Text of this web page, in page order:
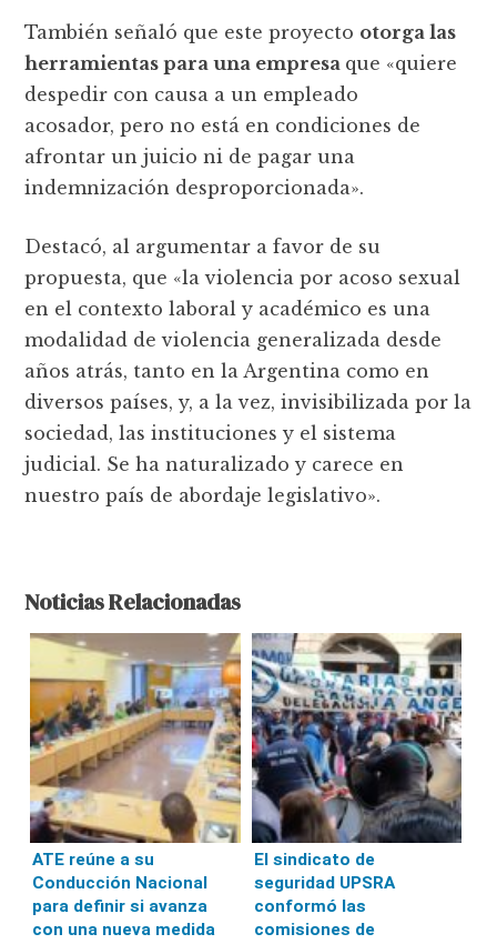
También señaló que este proyecto otorga las
herramientas para una empresa que «quiere
despedir con causa a un empleado
acosador, pero no está en condiciones de
afrontar un juicio ni de pagar una
indemnización desproporcionada».
Destacó, al argumentar a favor de su
propuesta, que «la violencia por acoso sexual
en el contexto laboral y académico es una
modalidad de violencia generalizada desde
años atrás, tanto en la Argentina como en
diversos países, y, a la vez, invisibilizada por la
sociedad, las instituciones y el sistema
judicial. Se ha naturalizado y carece en
nuestro país de abordaje legislativo».
Noticias Relacionadas
ATE reúne a su
Conducción Nacional
para definir si avanza
con una nueva medida
El sindicato de
seguridad UPSRA
conformó las
comisiones de